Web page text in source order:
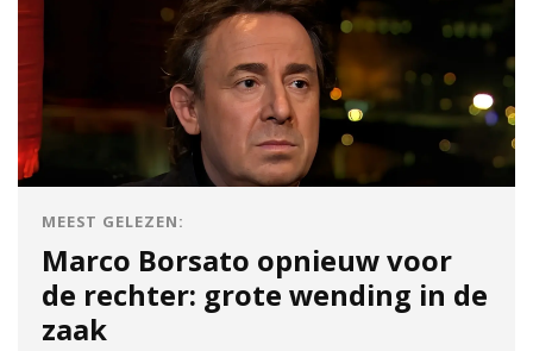
MEEST GELEZEN:
Marco Borsato opnieuw voor
de rechter: grote wending in de
zaak